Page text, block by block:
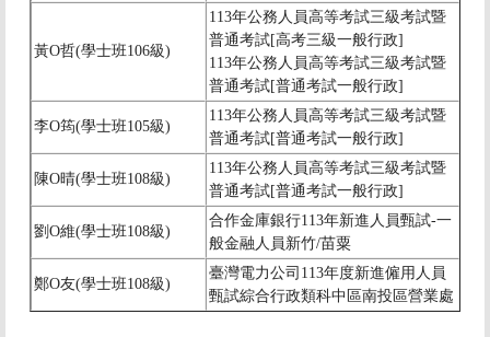
黃O哲(學士班106級)
113年公務人員高等考試三級考試暨
普通考試[高考三級一般行政]
113年公務人員高等考試三級考試暨
普通考試[普通考試一般行政]
李O筠(學士班105級)
113年公務人員高等考試三級考試暨
普通考試[普通考試一般行政]
陳O晴(學士班108級)
113年公務人員高等考試三級考試暨
普通考試[普通考試一般行政]
劉 O維(學士班108級)
合作金庫銀行113年新進人員甄試-一
般金融人員新竹/苗粟
鄭O友(學士班108級)
臺灣電力公司113年度新進僱用人員
甄試綜合行政類科中區南投區營業處